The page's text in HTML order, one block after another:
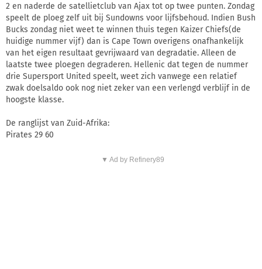
2 en naderde de satellietclub van Ajax tot op twee punten. Zondag
speelt de ploeg zelf uit bij Sundowns voor lijfsbehoud. Indien Bush
Bucks zondag niet weet te winnen thuis tegen Kaizer Chiefs(de
huidige nummer vijf) dan is Cape Town overigens onafhankelijk
van het eigen resultaat gevrijwaard van degradatie. Alleen de
laatste twee ploegen degraderen. Hellenic dat tegen de nummer
drie Supersport United speelt, weet zich vanwege een relatief
zwak doelsaldo ook nog niet zeker van een verlengd verblijf in de
hoogste klasse.
De ranglijst van Zuid-Afrika:
Pirates 29 60
▼ Ad by Refinery89